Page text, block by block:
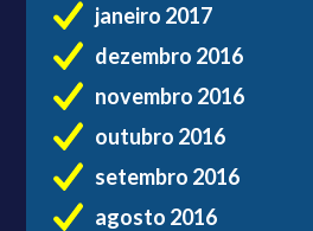
janeiro 2017
dezembro 2016
novembro 2016
outubro 2016
setembro 2016
agosto 2016